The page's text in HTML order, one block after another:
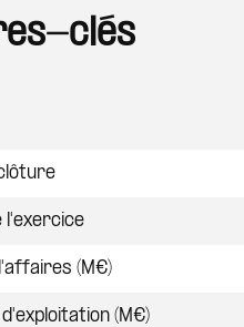
clés
l'exercice
(M€)
(M€)